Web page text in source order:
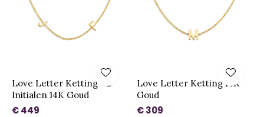
Love Letter Ketting - 2
Initialen 14K Goud
€ 449
Love Letter Ketting 14K
Goud
€ 309